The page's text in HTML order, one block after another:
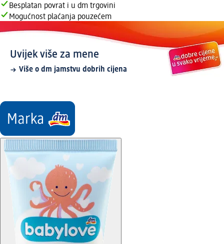
Besplatan povrat i u dm trgovini
Mogućnost plaćanja pouzećem
Uvijek više za mene
Više o dm jamstvu dobrih cijena